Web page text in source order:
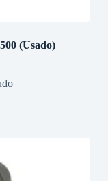
(Usado)